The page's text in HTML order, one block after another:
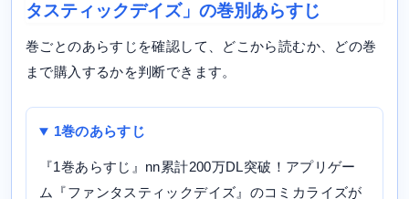
タスティックデイズ」の巻別あらすじ
巻ごとのあらすじを確認して、どこから読むか、どの巻
まで購入するかを判断できます。
1巻のあらすじ
『1巻あらすじ』nn累計200万DL突破！アプリゲー
ム『ファンタスティックデイズ』のコミカライズが